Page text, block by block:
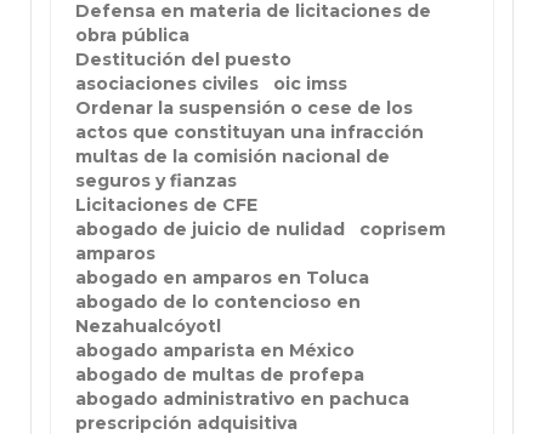
Defensa en materia de licitaciones de
obra pública
Destitución del puesto
asociaciones civiles
oic imss
Ordenar la suspensión o cese de los
actos que constituyan una infracción
multas de la comisión nacional de
seguros y fianzas
Licitaciones de CFE
abogado de juicio de nulidad
coprisem
amparos
abogado en amparos en Toluca
abogado de lo contencioso en
Nezahualcóyotl
abogado amparista en México
abogado de multas de profepa
abogado administrativo en pachuca
prescripción adquisitiva